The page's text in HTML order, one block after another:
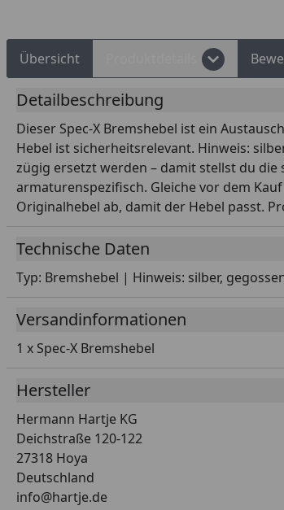
Übersicht
Detailbeschreibung
Dieser Spec-X Bremshebel ist ein
Hebel ist sicherheitsrelevant. Hinweis:
zügig ersetzt werden – damit stellst du die
armaturenspezifisch. Gleiche vor dem
Originalhebel ab, damit der Hebel passt.
Technische Daten
Typ: Bremshebel | Hinweis: silber,
Versandinformationen
1 x Spec-X Bremshebel
Hersteller
Hermann Hartje KG
Deichstraße 120-122
27318 Hoya
Deutschland
info@hartje.de